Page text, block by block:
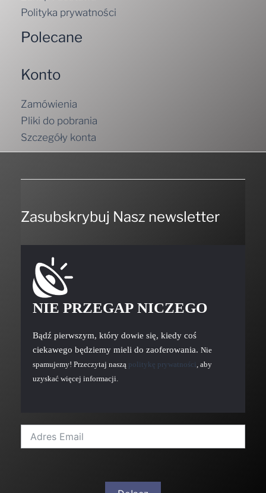
Polityka prywatności
Polecane
Konto
Zamówienia
Pliki do pobrania
Szczegóły konta
Zasubskrybuj Nasz newsletter
NIE PRZEGAP NICZEGO
Bądź pierwszym, który dowie się, kiedy coś
ciekawego będziemy mieli do zaoferowania. Nie
spamujemy! Przeczytaj naszą politykę prywatności , aby
uzyskać więcej informacji.